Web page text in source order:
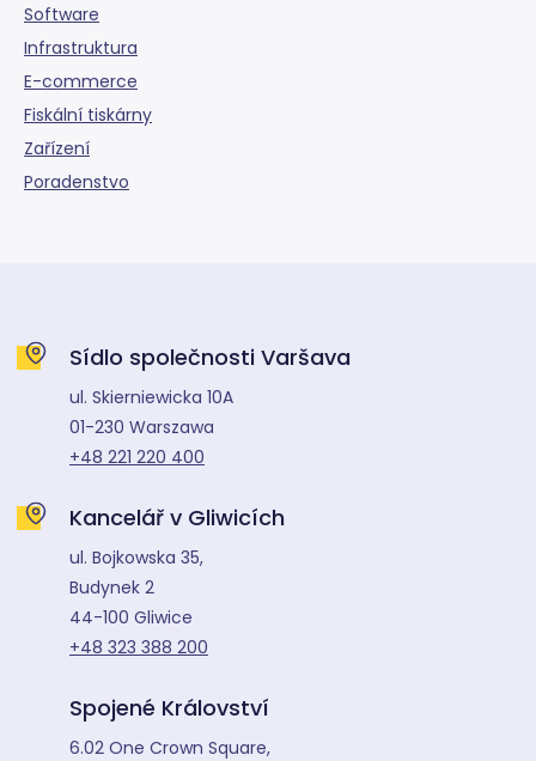
Software
Infrastruktura
E-commerce
Fiskální tiskárny
Zařízení
Poradenstvo
Sídlo společnosti Varšava
ul. Skierniewicka 10A
01-230 Warszawa
+48 221 220 400
Kancelář v Gliwicích
ul. Bojkowska 35,
Budynek 2
44-100 Gliwice
+48 323 388 200
Spojené Království
6.02 One Crown Square,